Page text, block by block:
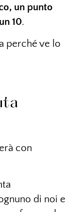
un punto
10.
perché ve lo
con
di noi e